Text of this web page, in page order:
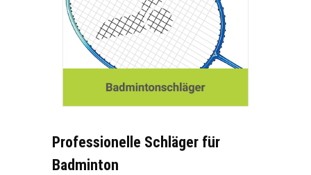
Professionelle Schläger für
Badminton